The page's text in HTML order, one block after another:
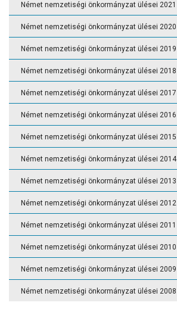
Német nemzetiségi önkormányzat ülései 2021
Német nemzetiségi önkormányzat ülései 2020
Német nemzetiségi önkormányzat ülései 2019
Német nemzetiségi önkormányzat ülései 2018
Német nemzetiségi önkormányzat ülései 2017
Német nemzetiségi önkormányzat ülései 2016
Német nemzetiségi önkormányzat ülései 2015
Német nemzetiségi önkormányzat ülései 2014
Német nemzetiségi önkormányzat ülései 2013
Német nemzetiségi önkormányzat ülései 2012
Német nemzetiségi önkormányzat ülései 2011
Német nemzetiségi önkormányzat ülései 2010
Német nemzetiségi önkormányzat ülései 2009
Német nemzetiségi önkormányzat ülései 2008